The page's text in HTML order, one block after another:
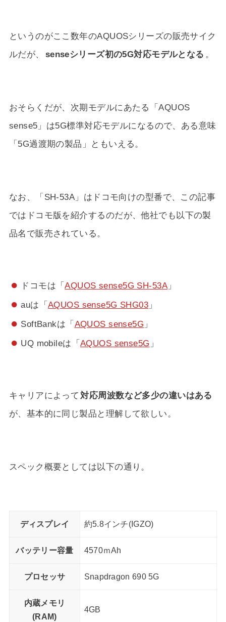
というのがここ数年のAQUOSシリーズの販売サイク
ルだが、
senseシリーズ初の5G対応モデルとなる 。
おそらくだが、次期モデルにあたる「AQUOS
sense5」は5G標準対応モデルになるので、ある意味
「5G過渡期の製品」ともいえる。
なお、「SH-53A」はドコモ向けの型番で、この記事
ではドコモ版を紹介するのだが、他社でも以下の製
品名で販売されている。
ドコモは「AQUOS sense5G SH-53A 」
auは「AQUOS sense5G SHG03 」
SoftBankは「AQUOS sense5G 」
UQ mobileは「AQUOS sense5G 」
キャリアによって 対応周波数など多少の違いはある
が、基本的に同じ製品と理解して欲しい。
スペック概要としては以下の通り。
ディスプレイ 約5.8インチ(IGZO)
バッテリー容量 4570ｍAh
プロセッサ Snapdragon 690 5G
内蔵メモリ
(RAM)
4GB